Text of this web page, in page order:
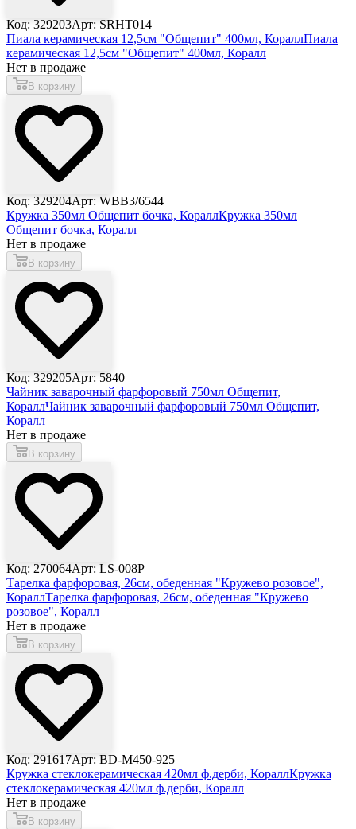
Код: 329203Арт: SRHT014
Пиала керамическая 12,5см "Общепит" 400мл, КораллПиала
керамическая 12,5см "Общепит" 400мл, Коралл
Нет в продаже
В корзину
Код: 329204Арт: WBB3/6544
Кружка 350мл Общепит бочка, КораллКружка 350мл
Общепит бочка, Коралл
Нет в продаже
В корзину
Код: 329205Арт: 5840
Чайник заварочный фарфоровый 750мл Общепит,
КораллЧайник заварочный фарфоровый 750мл Общепит,
Коралл
Нет в продаже
В корзину
Код: 270064Арт: LS-008P
Тарелка фарфоровая, 26см, обеденная "Кружево розовое",
КораллТарелка фарфоровая, 26см, обеденная "Кружево
розовое", Коралл
Нет в продаже
В корзину
Код: 291617Арт: BD-M450-925
Кружка стеклокерамическая 420мл ф.дерби, КораллКружка
стеклокерамическая 420мл ф.дерби, Коралл
Нет в продаже
В корзину